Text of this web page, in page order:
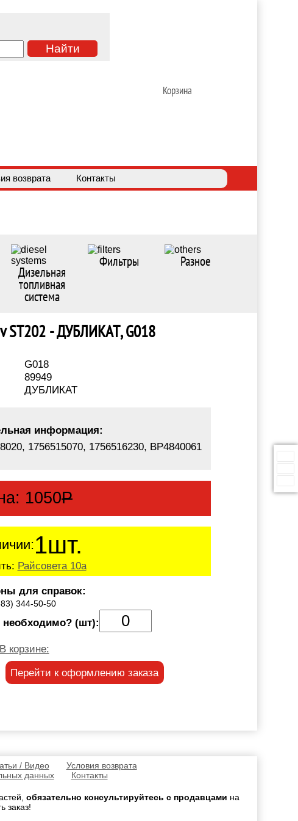
Корзина
возврата Контакты
Дизельная
топливная
система
Фильтры Разное
ST202 - ДУБЛИКАТ, G018
G018
89949
ДУБЛИКАТ
информация:
1756515070, 1756516230, BP4840061
1050Р
1шт.
Райсовета 10а
для справок:
344-50-50
необходимо? (шт):
В корзине:
Перейти к оформлению заказа
/ Видео
Условия возврата
данных Контакты
обязательно консультируйтесь с продавцами на
заказ!